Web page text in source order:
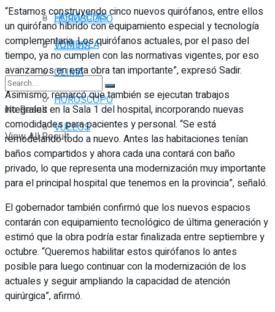
HORÓSCOPO
VUELOS
No Result
View All Result
FARMACIAS
TOMBOLA
CLIMA
HORÓSCOPO
VUELOS
“Estamos construyendo cinco nuevos quirófanos, entre ellos
un quirófano híbrido con equipamiento especial y tecnología
complementaria. Los quirófanos actuales, por el paso del
tiempo, ya no cumplen con las normativas vigentes, por eso
avanzamos en esta obra tan importante”, expresó Sadir.
Asimismo, remarcó que también se ejecutan trabajos
integrales en la Sala 1 del hospital, incorporando nuevas
comodidades para pacientes y personal. “Se está
remodelando todo a nuevo. Antes las habitaciones tenían
baños compartidos y ahora cada una contará con baño
privado, lo que representa una modernización muy importante
para el principal hospital que tenemos en la provincia”, señaló.
El gobernador también confirmó que los nuevos espacios
contarán con equipamiento tecnológico de última generación y
estimó que la obra podría estar finalizada entre septiembre y
octubre. “Queremos habilitar estos quirófanos lo antes
posible para luego continuar con la modernización de los
actuales y seguir ampliando la capacidad de atención
quirúrgica”, afirmó.